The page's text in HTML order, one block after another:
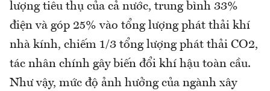
lượng tiêu thụ của cả nước, trung bình 33%
điện và góp 25% vào tổng lượng phát thải khí
nhà kính, chiếm 1/3 tổng lượng phát thải CO2,
tác nhân chính gây biến đổi khí hậu toàn cầu.
Như vậy, mức độ ảnh hưởng của ngành xây